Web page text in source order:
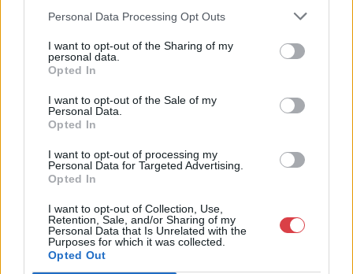
Personal Data Processing Opt Outs
I want to opt-out of the Sharing of my
personal data.
Opted In
I want to opt-out of the Sale of my
Personal Data.
Opted In
I want to opt-out of processing my
Personal Data for Targeted Advertising.
Opted In
I want to opt-out of Collection, Use,
Retention, Sale, and/or Sharing of my
Personal Data that Is Unrelated with the
Purposes for which it was collected.
Opted Out
Telefon: (06 1) 331 0513
Weboldal: http://bav-art.hu
Bemutatkozás: Az ország legnagyobb múltú, 240 esztendeje
óriási tapasztalatával, szakmai tekintélyével és
megbízhatóságával hagyományosan a magyar
műkereskedelem meghatározó szereplője. A 2007-ben
műkereskedelem egyik legfontosabb színterévé, kereskedelmi
és árverési központtá vált. . Hazánk legnagyobb
felkészült munkatársai a hét hat napján állnak a műtárgyat
eladni, vagy venni kívánók rendelkezésére.
GALÉRIA TOVÁBBI MŰTÁRGYAI